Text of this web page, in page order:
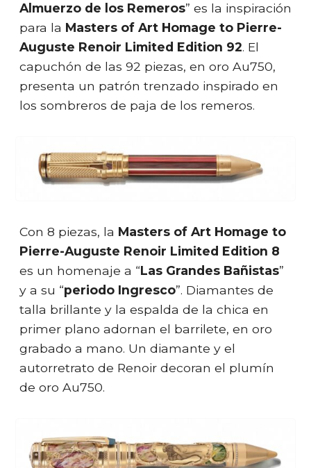
Almuerzo de los Remeros” es la inspiración
para la Masters of Art Homage to Pierre-
Auguste Renoir Limited Edition 92. El
capuchón de las 92 piezas, en oro Au750,
presenta un patrón trenzado inspirado en
los sombreros de paja de los remeros.
Con 8 piezas, la Masters of Art Homage to
Pierre-Auguste Renoir Limited Edition 8
es un homenaje a “Las Grandes Bañistas”
y a su “periodo Ingresco”. Diamantes de
talla brillante y la espalda de la chica en
primer plano adornan el barrilete, en oro
grabado a mano. Un diamante y el
autorretrato de Renoir decoran el plumín
de oro Au750.